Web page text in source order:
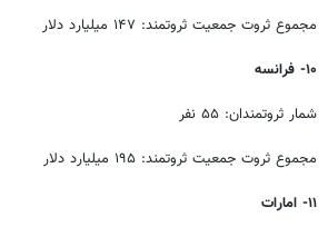
مجموع ثروت جمعیت ثروتمند: ۱۴۷ میلیارد دلار
۱۰- فرانسه
شمار ثروتمندان: ۵۵ نفر
مجموع ثروت جمعیت ثروتمند: ۱۹۵ میلیارد دلار
۱۱- امارات